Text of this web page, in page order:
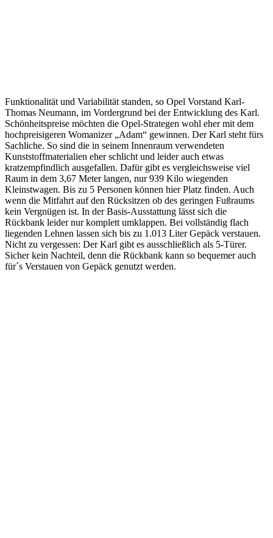
Funktionalität und Variabilität standen, so Opel Vorstand Karl-
Thomas Neumann, im Vordergrund bei der Entwicklung des Karl.
Schönheitspreise möchten die Opel-Strategen wohl eher mit dem
hochpreisigeren Womanizer „Adam“ gewinnen. Der Karl steht fürs
Sachliche. So sind die in seinem Innenraum verwendeten
Kunststoffmaterialien eher schlicht und leider auch etwas
kratzempfindlich ausgefallen. Dafür gibt es vergleichsweise viel
Raum in dem 3,67 Meter langen, nur 939 Kilo wiegenden
Kleinstwagen. Bis zu 5 Personen können hier Platz finden. Auch
wenn die Mitfahrt auf den Rücksitzen ob des geringen Fußraums
kein Vergnügen ist. In der Basis-Ausstattung lässt sich die
Rückbank leider nur komplett umklappen. Bei vollständig flach
liegenden Lehnen lassen sich bis zu 1.013 Liter Gepäck verstauen.
Nicht zu vergessen: Der Karl gibt es ausschließlich als 5-Türer.
Sicher kein Nachteil, denn die Rückbank kann so bequemer auch
für´s Verstauen von Gepäck genutzt werden.